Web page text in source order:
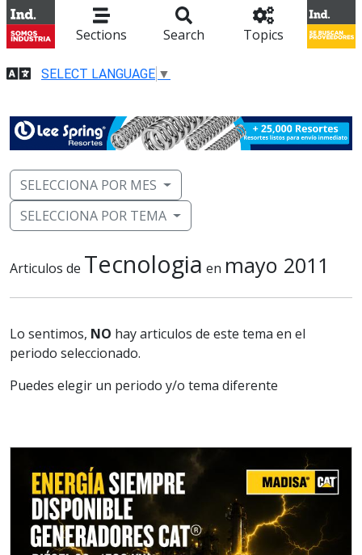
Sections Search Topics
SELECT LANGUAGE ▼
SELECCIONA POR MES
SELECCIONA POR TEMA
Articulos de Tecnologia en mayo 2011
Lo sentimos, NO hay articulos de este tema en el
periodo seleccionado.
Puedes elegir un periodo y/o tema diferente